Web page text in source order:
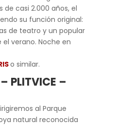
de casi 2.000 años, el
su función original:
de teatro y un popular
verano. Noche en
o similar.
PLITVICE –
al Parque
natural reconocida